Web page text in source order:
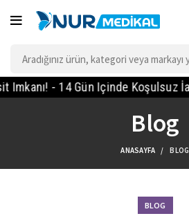
- 14 Gün Içinde Koşulsuz İade!
Blog
ANASAYFA BLOG
BLOG